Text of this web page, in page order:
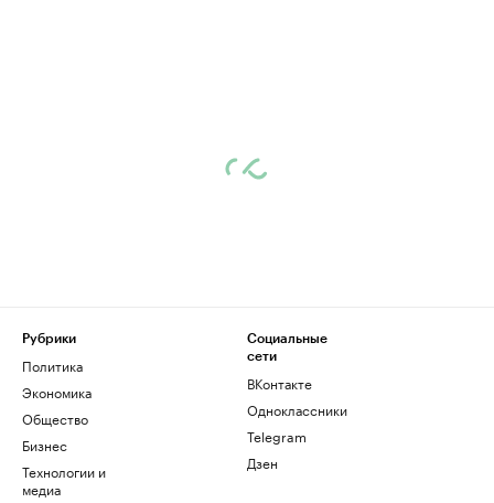
Рубрики
Политика
Экономика
Общество
Бизнес
Технологии и
медиа
Социальные
сети
ВКонтакте
Одноклассники
Telegram
Дзен